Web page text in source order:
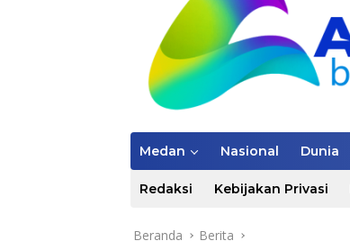
Medan Nasional Dunia
Redaksi Kebijakan Privasi
Beranda Berita